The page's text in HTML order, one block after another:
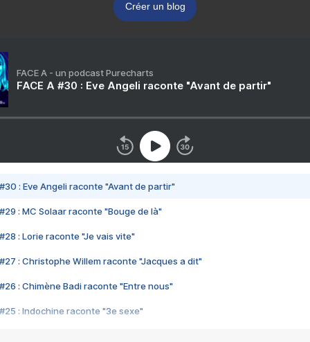
Créer un blog
FACE A - un podcast Purecharts
FACE A #30 : Eve Angeli raconte "Avant de partir"
#30 : Eve Angeli raconte "Avant de partir"
#29 : MC Solaar raconte "Bouge de là"
#28 : Lorie raconte "Je vais vite"
#27 : Christophe Willem raconte "Jacques a dit"
#26 : Chimène Badi raconte "Entre nous"
#25 : Indochine raconte "3e sexe"